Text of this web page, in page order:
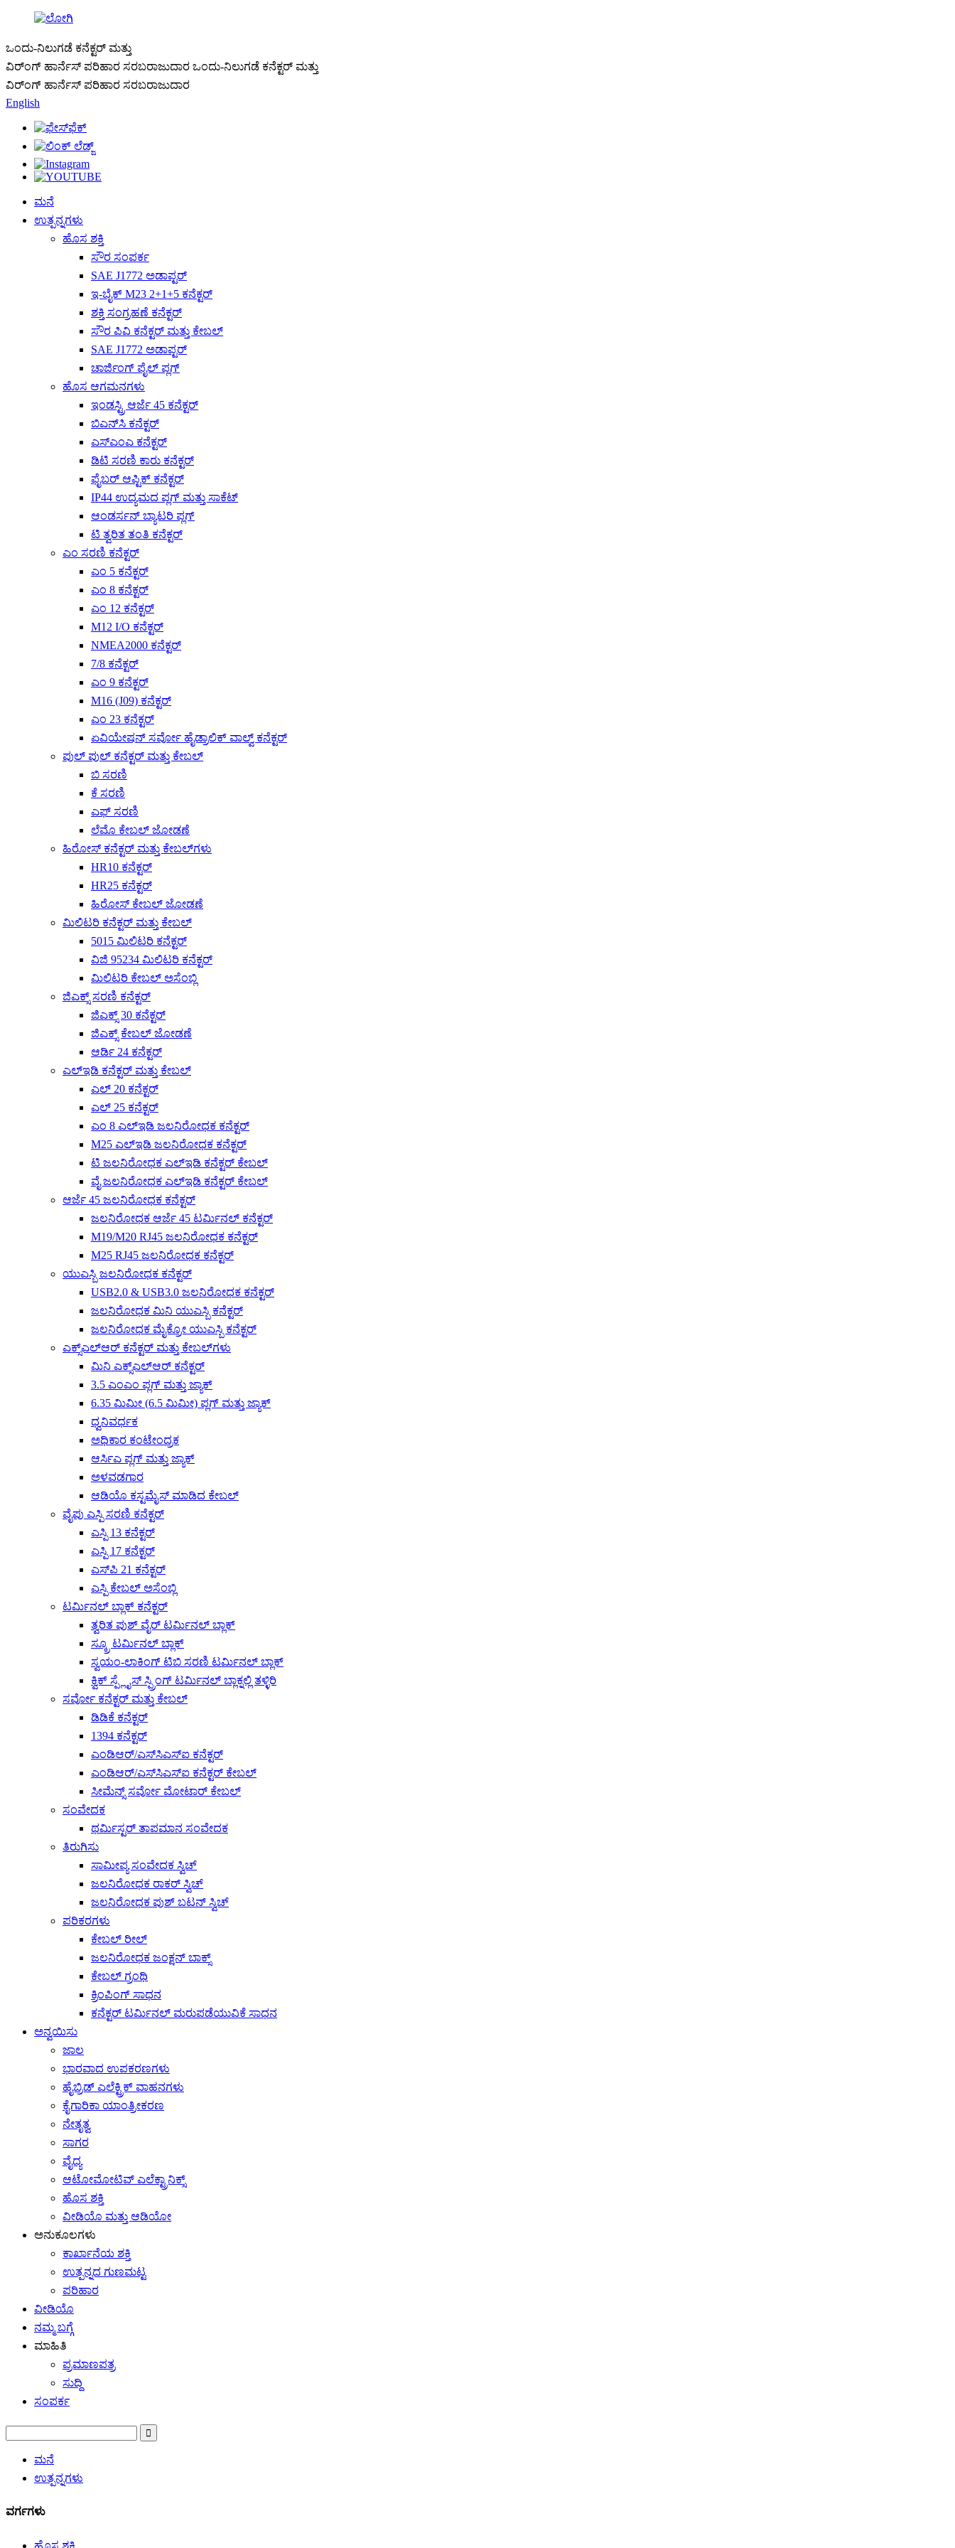
ಒಂದು-ನಿಲುಗಡೆ ಕನೆಕ್ಟರ್ ಮತ್ತು
ವಿರ್ಂಗ್ ಹಾರ್ನೆಸ್ ಪರಿಹಾರ ಸರಬರಾಜುದಾರ ಒಂದು-ನಿಲುಗಡೆ ಕನೆಕ್ಟರ್ ಮತ್ತು
ವಿರ್ಂಗ್ ಹಾರ್ನೆಸ್ ಪರಿಹಾರ ಸರಬರಾಜುದಾರ
English
ಮನೆ
ಉತ್ಪನ್ನಗಳು
ಹೊಸ ಶಕ್ತಿ
ಸೌರ ಸಂಪರ್ಕ
SAE J1772 ಅಡಾಪ್ಟರ್
ಇ-ಬೈಕ್ M23 2+1+5 ಕನೆಕ್ಟರ್
ಶಕ್ತಿ ಸಂಗ್ರಹಣೆ ಕನೆಕ್ಟರ್
ಸೌರ ಪಿವಿ ಕನೆಕ್ಟರ್ ಮತ್ತು ಕೇಬಲ್
SAE J1772 ಅಡಾಪ್ಟರ್
ಚಾರ್ಜಿಂಗ್ ಪೈಲ್ ಪ್ಲಗ್
ಹೊಸ ಆಗಮನಗಳು
ಇಂಡಸ್ಟ್ರಿ ಆರ್ಜೆ 45 ಕನೆಕ್ಟರ್
ಬಿಎನ್‌ಸಿ ಕನೆಕ್ಟರ್
ಎಸ್‌ಎಂಎ ಕನೆಕ್ಟರ್
ಡಿಟಿ ಸರಣಿ ಕಾರು ಕನೆಕ್ಟರ್
ಫೈಬರ್ ಆಪ್ಟಿಕ್ ಕನೆಕ್ಟರ್
IP44 ಉದ್ಯಮದ ಪ್ಲಗ್ ಮತ್ತು ಸಾಕೆಟ್
ಆಂಡರ್ಸನ್ ಬ್ಯಾಟರಿ ಪ್ಲಗ್
ಟಿ ತ್ವರಿತ ತಂತಿ ಕನೆಕ್ಟರ್
ಎಂ ಸರಣಿ ಕನೆಕ್ಟರ್
ಎಂ 5 ಕನೆಕ್ಟರ್
ಎಂ 8 ಕನೆಕ್ಟರ್
ಎಂ 12 ಕನೆಕ್ಟರ್
M12 I/O ಕನೆಕ್ಟರ್
NMEA2000 ಕನೆಕ್ಟರ್
7/8 ಕನೆಕ್ಟರ್
ಎಂ 9 ಕನೆಕ್ಟರ್
M16 (J09) ಕನೆಕ್ಟರ್
ಎಂ 23 ಕನೆಕ್ಟರ್
ಏವಿಯೇಷನ್ ​​ಸರ್ವೋ ಹೈಡ್ರಾಲಿಕ್ ವಾಲ್ವ್ ಕನೆಕ್ಟರ್
ಪುಲ್ ಪುಲ್ ಕನೆಕ್ಟರ್ ಮತ್ತು ಕೇಬಲ್
ಬಿ ಸರಣಿ
ಕೆ ಸರಣಿ
ಎಫ್ ಸರಣಿ
ಲೆಮೊ ಕೇಬಲ್ ಜೋಡಣೆ
ಹಿರೋಸ್ ಕನೆಕ್ಟರ್ ಮತ್ತು ಕೇಬಲ್‌ಗಳು
HR10 ಕನೆಕ್ಟರ್
HR25 ಕನೆಕ್ಟರ್
ಹಿರೋಸ್ ಕೇಬಲ್ ಜೋಡಣೆ
ಮಿಲಿಟರಿ ಕನೆಕ್ಟರ್ ಮತ್ತು ಕೇಬಲ್
5015 ಮಿಲಿಟರಿ ಕನೆಕ್ಟರ್
ವಿಜಿ 95234 ಮಿಲಿಟರಿ ಕನೆಕ್ಟರ್
ಮಿಲಿಟರಿ ಕೇಬಲ್ ಅಸೆಂಬ್ಲಿ
ಜಿಎಕ್ಸ್ ಸರಣಿ ಕನೆಕ್ಟರ್
ಜಿಎಕ್ಸ್ 30 ಕನೆಕ್ಟರ್
ಜಿಎಕ್ಸ್ ಕೇಬಲ್ ಜೋಡಣೆ
ಆರ್ಡಿ 24 ಕನೆಕ್ಟರ್
ಎಲ್ಇಡಿ ಕನೆಕ್ಟರ್ ಮತ್ತು ಕೇಬಲ್
ಎಲ್ 20 ಕನೆಕ್ಟರ್
ಎಲ್ 25 ಕನೆಕ್ಟರ್
ಎಂ 8 ಎಲ್ಇಡಿ ಜಲನಿರೋಧಕ ಕನೆಕ್ಟರ್
M25 ಎಲ್ಇಡಿ ಜಲನಿರೋಧಕ ಕನೆಕ್ಟರ್
ಟಿ ಜಲನಿರೋಧಕ ಎಲ್ಇಡಿ ಕನೆಕ್ಟರ್ ಕೇಬಲ್
ವೈ ಜಲನಿರೋಧಕ ಎಲ್ಇಡಿ ಕನೆಕ್ಟರ್ ಕೇಬಲ್
ಆರ್ಜೆ 45 ಜಲನಿರೋಧಕ ಕನೆಕ್ಟರ್
ಜಲನಿರೋಧಕ ಆರ್ಜೆ 45 ಟರ್ಮಿನಲ್ ಕನೆಕ್ಟರ್
M19/M20 RJ45 ಜಲನಿರೋಧಕ ಕನೆಕ್ಟರ್
M25 RJ45 ಜಲನಿರೋಧಕ ಕನೆಕ್ಟರ್
ಯುಎಸ್ಬಿ ಜಲನಿರೋಧಕ ಕನೆಕ್ಟರ್
USB2.0 & USB3.0 ಜಲನಿರೋಧಕ ಕನೆಕ್ಟರ್
ಜಲನಿರೋಧಕ ಮಿನಿ ಯುಎಸ್ಬಿ ಕನೆಕ್ಟರ್
ಜಲನಿರೋಧಕ ಮೈಕ್ರೋ ಯುಎಸ್ಬಿ ಕನೆಕ್ಟರ್
ಎಕ್ಸ್‌ಎಲ್‌ಆರ್ ಕನೆಕ್ಟರ್ ಮತ್ತು ಕೇಬಲ್‌ಗಳು
ಮಿನಿ ಎಕ್ಸ್‌ಎಲ್‌ಆರ್ ಕನೆಕ್ಟರ್
3.5 ಎಂಎಂ ಪ್ಲಗ್ ಮತ್ತು ಜ್ಯಾಕ್
6.35 ಮಿಮೀ (6.5 ಮಿಮೀ) ಪ್ಲಗ್ ಮತ್ತು ಜ್ಯಾಕ್
ಧ್ವನಿವರ್ಧಕ
ಅಧಿಕಾರ ಕಂಟೇಂದ್ರಕ
ಆರ್ಸಿಎ ಪ್ಲಗ್ ಮತ್ತು ಜ್ಯಾಕ್
ಅಳವಡಗಾರ
ಆಡಿಯೊ ಕಸ್ಟಮೈಸ್ ಮಾಡಿದ ಕೇಬಲ್
ವೈಪು ಎಸ್ಪಿ ಸರಣಿ ಕನೆಕ್ಟರ್
ಎಸ್ಪಿ 13 ಕನೆಕ್ಟರ್
ಎಸ್ಪಿ 17 ಕನೆಕ್ಟರ್
ಎಸ್‌ಪಿ 21 ಕನೆಕ್ಟರ್
ಎಸ್ಪಿ ಕೇಬಲ್ ಅಸೆಂಬ್ಲಿ
ಟರ್ಮಿನಲ್ ಬ್ಲಾಕ್ ಕನೆಕ್ಟರ್
ತ್ವರಿತ ಪುಶ್ ವೈರ್ ಟರ್ಮಿನಲ್ ಬ್ಲಾಕ್
ಸ್ಕ್ರೂ ಟರ್ಮಿನಲ್ ಬ್ಲಾಕ್
ಸ್ವಯಂ-ಲಾಕಿಂಗ್ ಟಿಬಿ ಸರಣಿ ಟರ್ಮಿನಲ್ ಬ್ಲಾಕ್
ಕ್ವಿಕ್ ಸ್ಪ್ಲೈಸ್ ಸ್ಪ್ರಿಂಗ್ ಟರ್ಮಿನಲ್ ಬ್ಲಾಕ್ನಲ್ಲಿ ತಳ್ಳಿರಿ
ಸರ್ವೋ ಕನೆಕ್ಟರ್ ಮತ್ತು ಕೇಬಲ್
ಡಿಡಿಕೆ ಕನೆಕ್ಟರ್
1394 ಕನೆಕ್ಟರ್
ಎಂಡಿಆರ್/ಎಸ್‌ಸಿಎಸ್‌ಐ ಕನೆಕ್ಟರ್
ಎಂಡಿಆರ್/ಎಸ್‌ಸಿಎಸ್‌ಐ ಕನೆಕ್ಟರ್ ಕೇಬಲ್
ಸೀಮೆನ್ಸ್ ಸರ್ವೋ ಮೋಟಾರ್ ಕೇಬಲ್
ಸಂವೇದಕ
ಥರ್ಮಿಸ್ಟರ್ ತಾಪಮಾನ ಸಂವೇದಕ
ತಿರುಗಿಸು
ಸಾಮೀಪ್ಯ ಸಂವೇದಕ ಸ್ವಿಚ್
ಜಲನಿರೋಧಕ ರಾಕರ್ ಸ್ವಿಚ್
ಜಲನಿರೋಧಕ ಪುಶ್ ಬಟನ್ ಸ್ವಿಚ್
ಪರಿಕರಗಳು
ಕೇಬಲ್ ರೀಲ್
ಜಲನಿರೋಧಕ ಜಂಕ್ಷನ್ ಬಾಕ್ಸ್
ಕೇಬಲ್ ಗ್ರಂಥಿ
ಕ್ರಿಂಪಿಂಗ್ ಸಾಧನ
ಕನೆಕ್ಟರ್ ಟರ್ಮಿನಲ್ ಮರುಪಡೆಯುವಿಕೆ ಸಾಧನ
ಅನ್ವಯಿಸು
ಜಾಲ
ಭಾರವಾದ ಉಪಕರಣಗಳು
ಹೈಬ್ರಿಡ್ ಎಲೆಕ್ಟ್ರಿಕ್ ವಾಹನಗಳು
ಕೈಗಾರಿಕಾ ಯಾಂತ್ರೀಕರಣ
ನೇತೃತ್ವ
ಸಾಗರ
ವೈದ್ಯ
ಆಟೋಮೋಟಿವ್ ಎಲೆಕ್ಟ್ರಾನಿಕ್ಸ್
ಹೊಸ ಶಕ್ತಿ
ವೀಡಿಯೊ ಮತ್ತು ಆಡಿಯೋ
ಅನುಕೂಲಗಳು
ಕಾರ್ಖಾನೆಯ ಶಕ್ತಿ
ಉತ್ಪನ್ನದ ಗುಣಮಟ್ಟ
ಪರಿಹಾರ
ವೀಡಿಯೊ
ನಮ್ಮ ಬಗ್ಗೆ
ಮಾಹಿತಿ
ಪ್ರಮಾಣಪತ್ರ
ಸುದ್ದಿ
ಸಂಪರ್ಕ
ಮನೆ
ಉತ್ಪನ್ನಗಳು
ವರ್ಗಗಳು
ಹೊಸ ಶಕ್ತಿ